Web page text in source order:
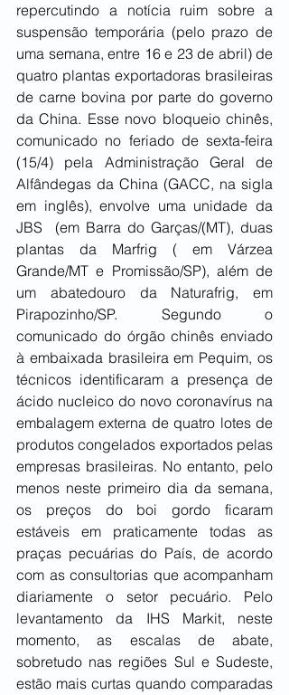
repercutindo a notícia ruim sobre a
suspensão temporária (pelo prazo de
uma semana, entre 16 e 23 de abril) de
quatro plantas exportadoras brasileiras
de carne bovina por parte do governo
da China. Esse novo bloqueio chinês,
comunicado no feriado de sexta-feira
(15/4) pela Administração Geral de
Alfândegas da China (GACC, na sigla
em inglês), envolve uma unidade da
JBS  (em Barra do Garças/(MT), duas
plantas da Marfrig ( em Várzea
Grande/MT e Promissão/SP), além de
um abatedouro da Naturafrig, em
Pirapozinho/SP. Segundo o
comunicado do órgão chinês enviado
à embaixada brasileira em Pequim, os
técnicos identificaram a presença de
ácido nucleico do novo coronavírus na
embalagem externa de quatro lotes de
produtos congelados exportados pelas
empresas brasileiras. No entanto, pelo
menos neste primeiro dia da semana,
os preços do boi gordo ficaram
estáveis em praticamente todas as
praças pecuárias do País, de acordo
com as consultorias que acompanham
diariamente o setor pecuário. Pelo
levantamento da IHS Markit, neste
momento, as escalas de abate,
sobretudo nas regiões Sul e Sudeste,
estão mais curtas quando comparadas